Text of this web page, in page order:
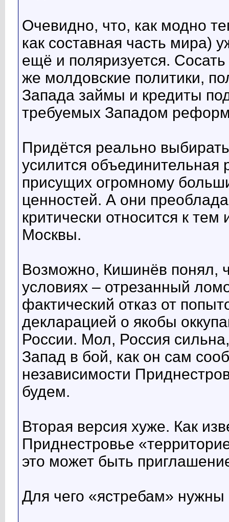
Очевидно, что, как модно
как составная часть мира)
ещё и поляризуется.
же молдовские политики,
Запада займы и кредиты
требуемых Западом
Придётся реально
усилится
присущих огромному
ценностей. А они
критически относится к
Москвы.
Возможно, Кишинёв понял,
условиях – отрезанный
фактический отказ от
декларацией о якобы
России. Мол, Россия
Запад в бой, как он сам
независимости
будем.
Вторая версия хуже. Как
Приднестровье
это может быть
Для чего «ястребам»